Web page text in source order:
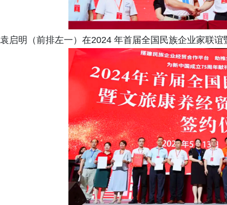
袁启明（前排左一）在2024 年首届全国民族企业家联